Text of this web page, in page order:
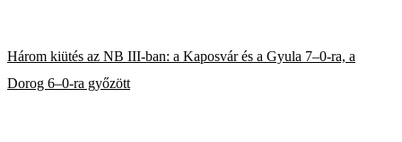
Három kiütés az NB III-ban: a Kaposvár és a Gyula 7–0-ra, a
Dorog 6–0-ra győzött